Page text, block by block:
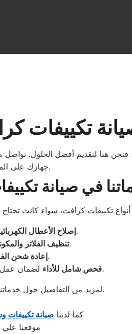
تكييفات
هنا لتقديم أفضل الحلول. تواصل
جهازك على المدى الطويل.
في صيانة
إصلاح الأعطال.
تنظيف الفلاتر.
إعادة شحن.
فحص شامل للأداءلضمان عمل التكييف بكفاءة عالية.
لمزيد من التفاصيل حول خدماتنا يمكنك زيارة صيانة معتمدة.
كما لدينا صيانة تكييفات
موقعنا علي